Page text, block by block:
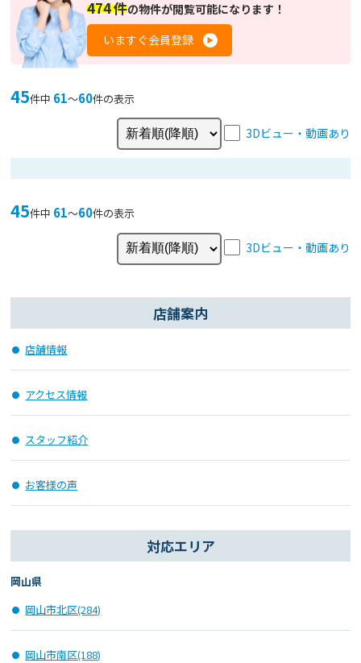
474件の物件が閲覧可能になります！
いますぐ会員登録
45件中 61〜60件の表示
3Dビュー・動画あり
45件中 61〜60件の表示
3Dビュー・動画あり
店舗案内
店舗情報
アクセス情報
スタッフ紹介
お客様の声
対応エリア
岡山県
岡山市北区(284)
岡山市南区(188)